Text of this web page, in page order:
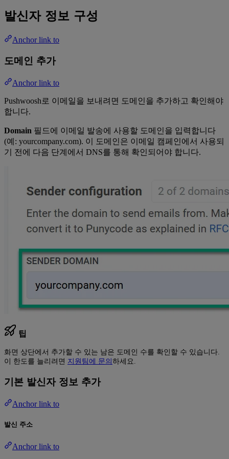
발신자 정보 구성
Anchor link to
도메인 추가
Anchor link to
Pushwoosh로 이메일을 보내려면 도메인을 추가하고 확인해야
합니다.
Domain 필드에 이메일 발송에 사용할 도메인을 입력합니다
(예: yourcompany.com). 이 도메인은 이메일 캠페인에서 사용되
기 전에 다음 단계에서 DNS를 통해 확인되어야 합니다.
팁
화면 상단에서 추가할 수 있는 남은 도메인 수를 확인할 수 있습니다.
이 한도를 늘리려면 지원팀에 문의 하세요.
기본 발신자 정보 추가
Anchor link to
발신 주소
Anchor link to